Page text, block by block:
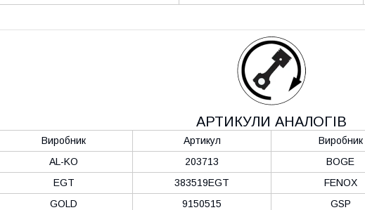
АРТИКУЛИ АНАЛОГІВ
Виробник Артикул Виробник
AL-KO
203713 BOGE
EGT
383519EGT FENOX
GOLD
9150515 GSP